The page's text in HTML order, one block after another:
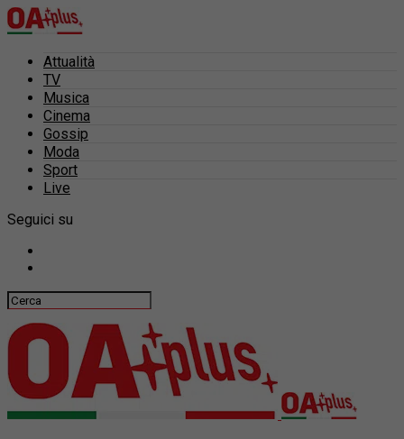
Attualità
TV
Musica
Cinema
Gossip
Moda
Sport
Live
Seguici su